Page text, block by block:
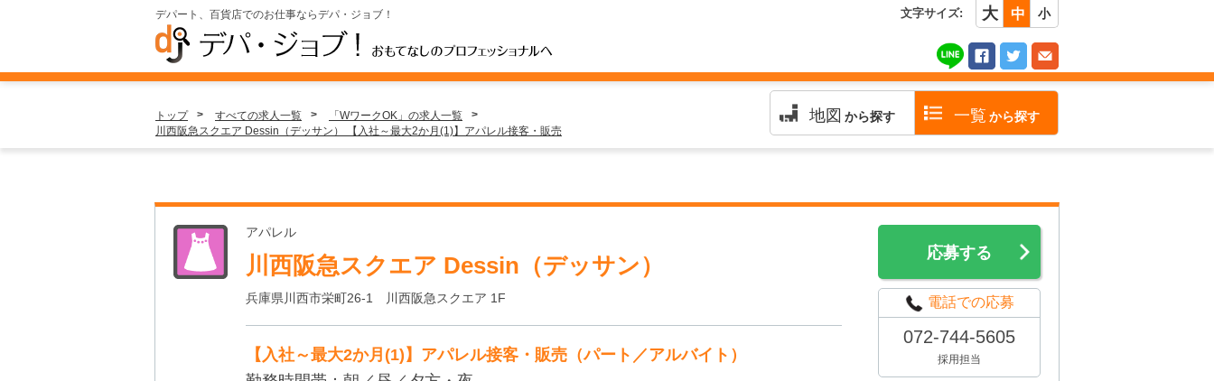
デパート、百貨店でのお仕事ならデパ・ジョブ！ 文字サイズ: 大 中 小
地図 から探す 一覧 から探す
トップ すべての求人一覧
「WワークOK」の求人一覧
川西阪急スクエア Dessin（デッサン） 【入社～最大2か月(1)】アパレル接客・販売
アパレル
川西阪急スクエア Dessin（デッサン）
兵庫県川西市栄町26-1 川西阪急スクエア 1F
【入社～最大2か月(1)】アパレル接客・販売（パート／アルバイト）
応募する
電話での応募
072-744-5605
採用担当